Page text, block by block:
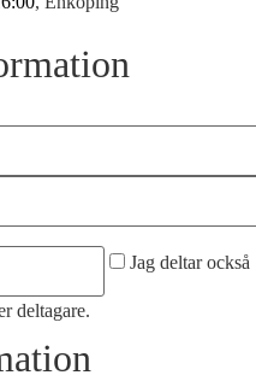
Jag deltar också
deltagare.